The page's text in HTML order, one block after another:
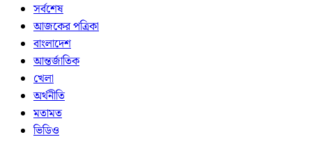
সর্বশেষ
আজকের পত্রিকা
বাংলাদেশ
আন্তর্জাতিক
খেলা
অর্থনীতি
মতামত
ভিডিও